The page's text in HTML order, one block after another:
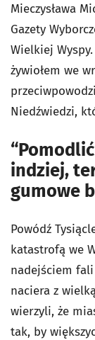
Mieczysława
Gazety
Wielkiej
żywiołem we
Niedźwiedzi,
indziej,
gumowe
Powódź
katastrofą we
nadejściem fali
naciera z
wierzyli, że
tak, by